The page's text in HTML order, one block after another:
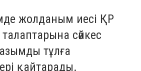
жолданым иесі ҚР
сәйкес
тұлға
қайтарады.